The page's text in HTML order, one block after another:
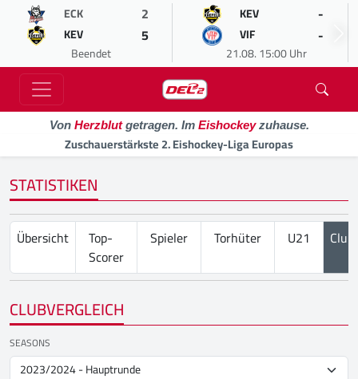
ECK 2
KEV 5
Beendet
KEV -
VIF -
21.08. 15:00 Uhr
Von Herzblutgetragen. Im Eishockeyzuhause.
Zuschauerstärkste 2. Eishockey-Liga Europas
STATISTIKEN
Übersicht
Top-
Scorer
Spieler Torhüter U21
CLUBVERGLEICH
SEASONS